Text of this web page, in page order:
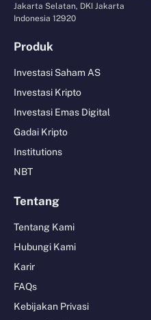
Jakarta Selatan, DKI Jakarta
Indonesia 12920
Produk
Investasi Saham AS
Investasi Kripto
Investasi Emas Digital
Gadai Kripto
Institutions
NBT
Tentang
Tentang Kami
Hubungi Kami
Karir
FAQs
Kebijakan Privasi